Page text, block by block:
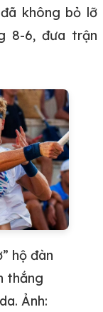
không bỏ lỡ
8-6, đưa trận
hộ đàn
thắng
Ảnh: